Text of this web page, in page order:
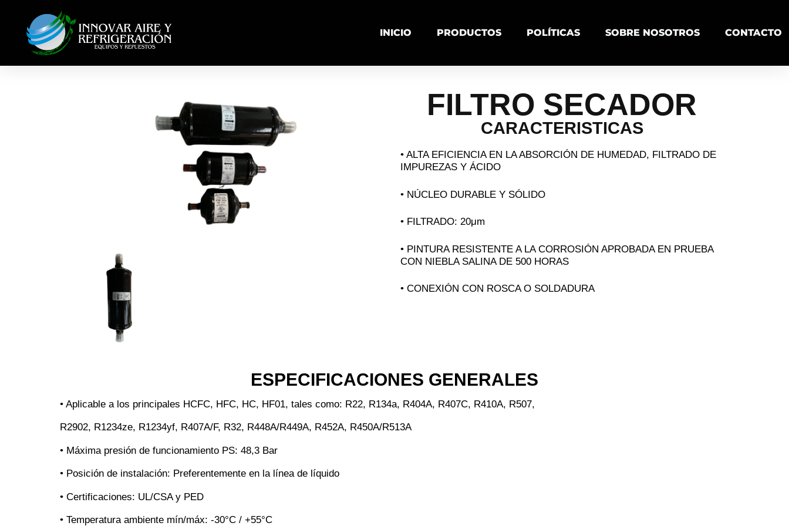
INICIO PRODUCTOS POLÍTICAS SOBRE NOSOTROS CONTACTO
FILTRO SECADOR
CARACTERISTICAS
• ALTA EFICIENCIA EN LA ABSORCIÓN DE HUMEDAD, FILTRADO DE
IMPUREZAS Y ÁCIDO
• NÚCLEO DURABLE Y SÓLIDO
• FILTRADO: 20μm
• PINTURA RESISTENTE A LA CORROSIÓN APROBADA EN PRUEBA
CON NIEBLA SALINA DE 500 HORAS
• CONEXIÓN CON ROSCA O SOLDADURA
ESPECIFICACIONES GENERALES
• Aplicable a los principales HCFC, HFC, HC, HF01, tales como: R22, R134a, R404A, R407C, R410A, R507,
R2902, R1234ze, R1234yf, R407A/F, R32, R448A/R449A, R452A, R450A/R513A
• Máxima presión de funcionamiento PS: 48,3 Bar
• Posición de instalación: Preferentemente en la línea de líquido
• Certificaciones: UL/CSA y PED
• Temperatura ambiente mín/máx: -30°C / +55°C